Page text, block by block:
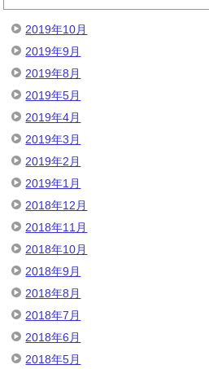
2019年10月
2019年9月
2019年8月
2019年5月
2019年4月
2019年3月
2019年2月
2019年1月
2018年12月
2018年11月
2018年10月
2018年9月
2018年8月
2018年7月
2018年6月
2018年5月